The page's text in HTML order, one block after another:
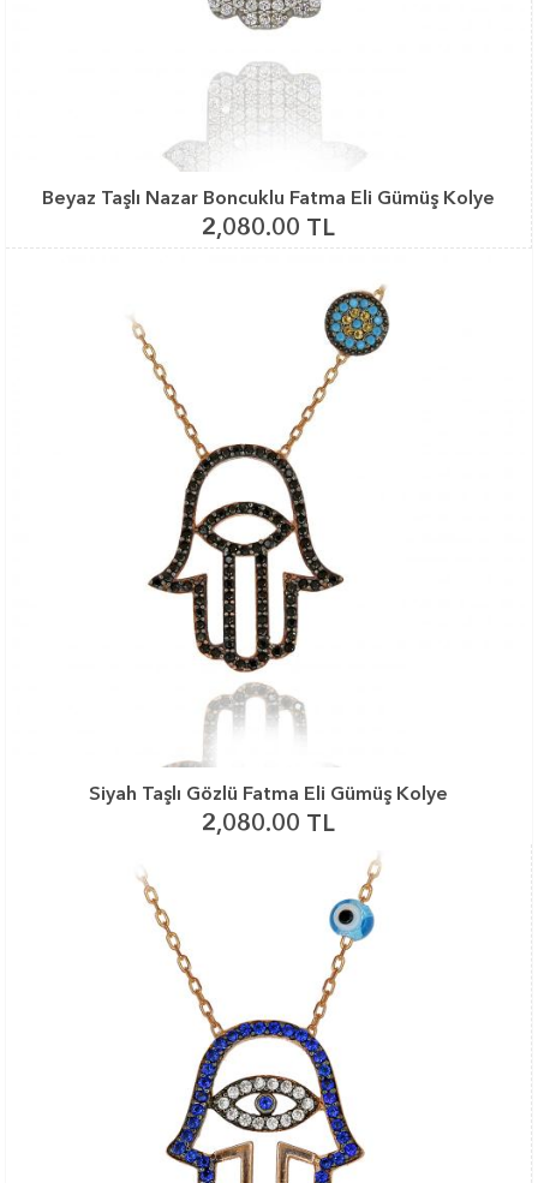
Beyaz Taşlı Nazar Boncuklu Fatma Eli Gümüş Kolye
2,080.00 TL
Siyah Taşlı Gözlü Fatma Eli Gümüş Kolye
2,080.00 TL